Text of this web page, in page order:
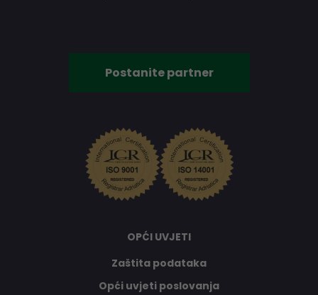
Postanite partner
OPĆI UVJETI
Zaštita podataka
Opći uvjeti poslovanja